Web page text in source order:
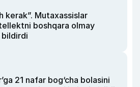
kerak”. Mutaxassislar
boshqara olmay
21 nafar bog‘cha bolasini